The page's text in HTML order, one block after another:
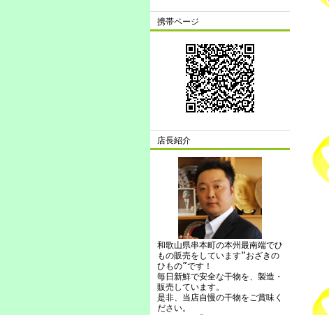
携帯ページ
店長紹介
和歌山県串本町の本州最南端でひ
もの販売をしています“おざきの
ひもの”です！
毎日新鮮で安全な干物を、製造・
販売しています。
是非、当店自慢の干物をご賞味く
ださい。